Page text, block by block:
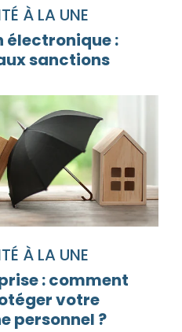
À LA UNE
électronique :
sanctions
À LA UNE
: comment
votre
personnel ?